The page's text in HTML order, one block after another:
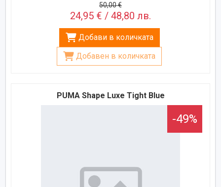
50,00 €
24,95 € / 48,80 лв.
Добави в количката
Добавен в количката
PUMA Shape Luxe Tight Blue
-49%